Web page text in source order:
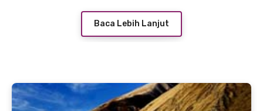
Baca Lebih Lanjut